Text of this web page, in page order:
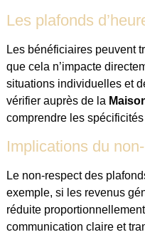
Les plafonds
Les bénéficiaires peuvent
que cela n’impacte
situations individuelles et
vérifier auprès de la
comprendre les
Implications du
Le non-respect des
exemple, si les revenus
réduite
communication claire et